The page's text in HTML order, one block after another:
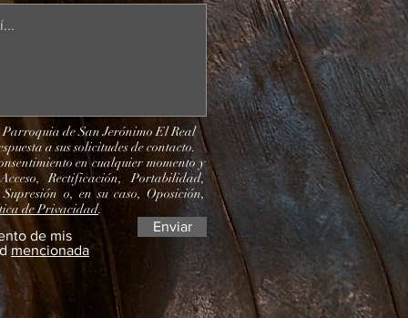
Parroquia de San Jerónimo El Real
a sus solicitudes de contacto.
en cualquier momento y
Rectificación, Portabilidad,
o, en su caso, Oposición,
de Privacidad.
de mis
mencionada
Enviar